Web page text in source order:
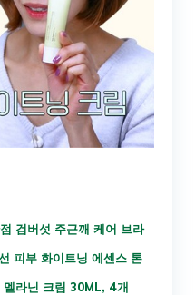
검버섯 주근깨 케어 브라
피부 화이트닝 에센스 톤
멜라닌 크림 30ML, 4개